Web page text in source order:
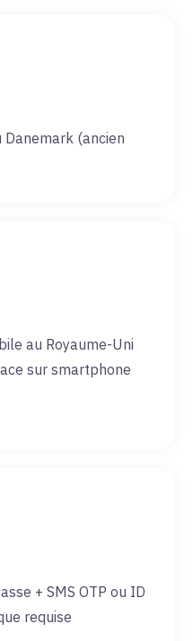
(ancien
au Royaume-Uni
sur smartphone
+ SMS OTP ou ID
requise